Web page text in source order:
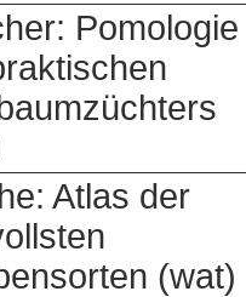
Pomologie
Atlas der
(wat)